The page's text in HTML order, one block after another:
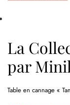
La
par
Table en cannage «